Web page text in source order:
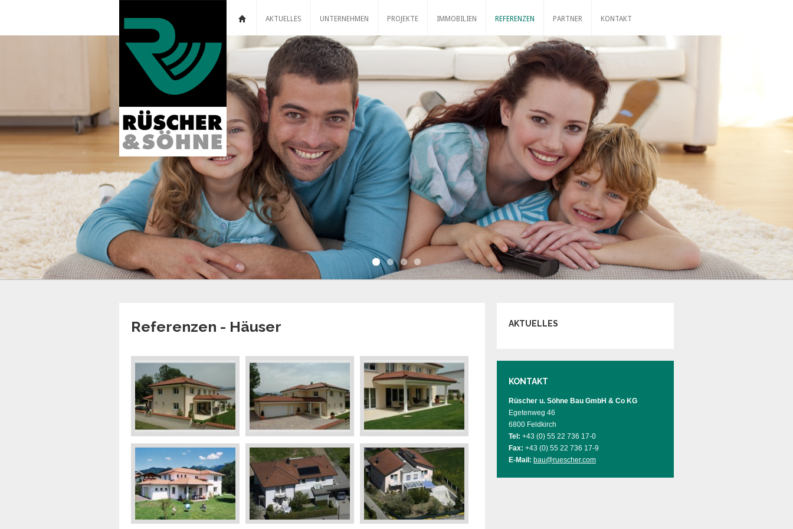
AKTUELLES UNTERNEHMEN PROJEKTE IMMOBILIEN REFERENZEN PARTNER KONTAKT
Referenzen - Häuser AKTUELLES
KONTAKT
Rüscher u. Söhne Bau GmbH & Co KG
Egetenweg 46
6800 Feldkirch
Tel: +43 (0) 55 22 736 17-0
Fax: +43 (0) 55 22 736 17-9
E-Mail: bau@ruescher.com